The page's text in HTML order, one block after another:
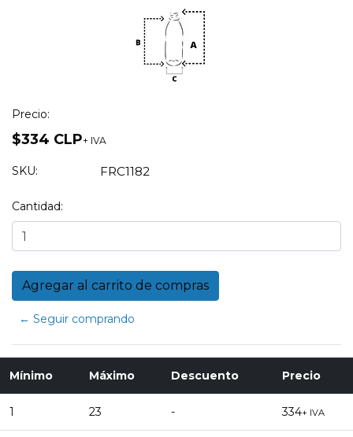
Precio:
$334 CLP+ IVA
SKU: FRC1182
Cantidad:
← Seguir comprando
Mínimo Máximo Descuento Precio
1 23 - 334+ IVA